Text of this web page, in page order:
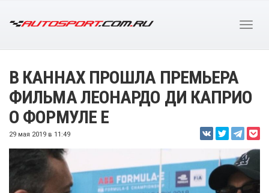
В КАННАХ ПРОШЛА ПРЕМЬЕРА
ФИЛЬМА ЛЕОНАРДО ДИ КАПРИО
О ФОРМУЛЕ E
29 мая 2019 в 11:49